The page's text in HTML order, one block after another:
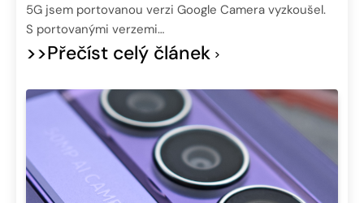
5G jsem portovanou verzi Google Camera vyzkoušel.
S portovanými verzemi…
>>Přečíst celý článek